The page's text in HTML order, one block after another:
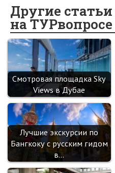
o
o
k
o
kl
as
sn
ik
i
Другие
на ТУРвопросе
Смотровая площадка Sky
Views в Дубае
Лучшие экскурсии по
Бангкоку с русским гидом
в…